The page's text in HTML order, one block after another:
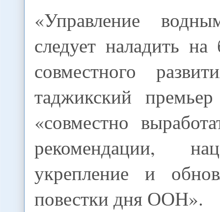
«Управление
следует наладить
совместного
таджикский
«совместно
рекомендации,
укрепление и
повестки дня ООН».